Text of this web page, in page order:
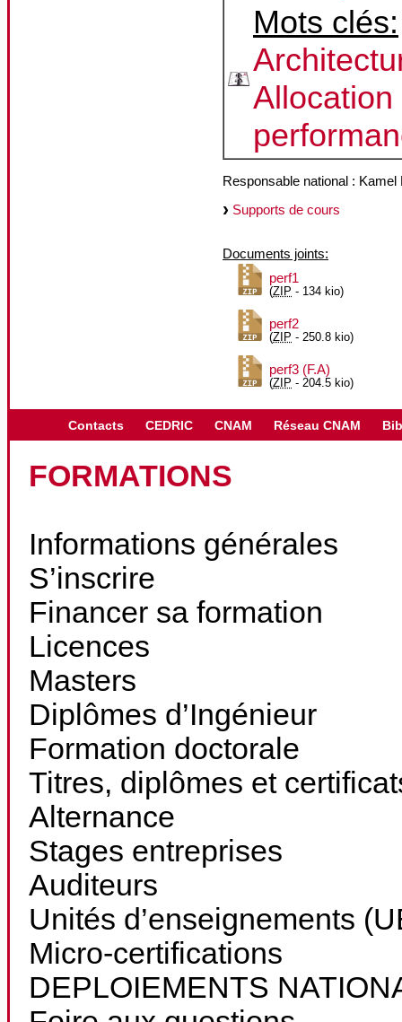
Mots clés:
Responsable national : Kamel
Supports de cours
Documents joints:
perf1
(ZIP - 134 kio)
perf2
(ZIP - 250.8 kio)
perf3 (F.A)
(ZIP - 204.5 kio)
Contacts CEDRIC CNAM Réseau CNAM
FORMATIONS
Informations générales
S’inscrire
Financer sa formation
Licences
Masters
Diplômes d’Ingénieur
Formation doctorale
Titres, diplômes et
Alternance
Stages entreprises
Auditeurs
Unités d’enseignements
Micro-certifications
DEPLOIEMENTS